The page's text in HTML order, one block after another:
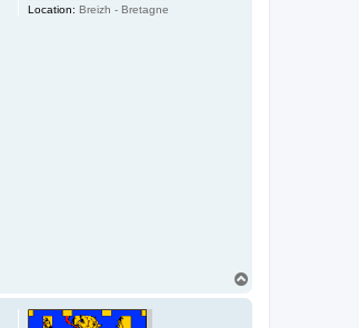
Location: Breizh - Bretagne